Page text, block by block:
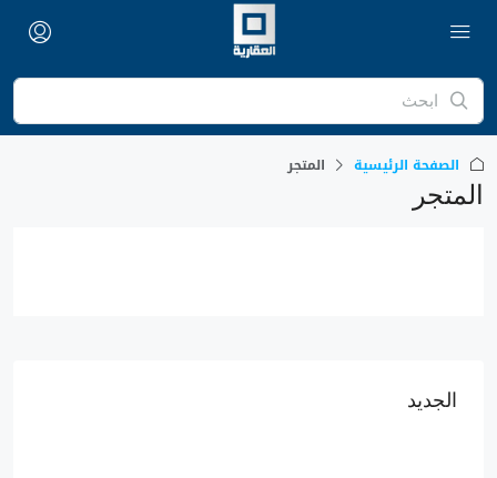
الصفحة الرئيسية المتجر
المتجر
الجديد